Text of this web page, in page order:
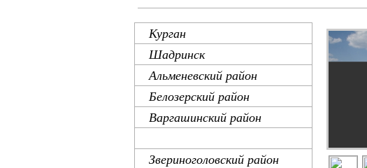
Курган
Шадринск
Альменевский район
Белозерский район
Варгашинский район
Звериноголовский район